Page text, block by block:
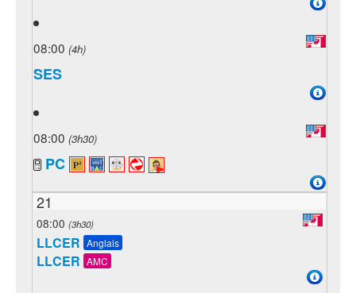
08:00 (4h)
SES
08:00 (3h30)
PC
21
08:00 (3h30)
LLCER Anglais
LLCER AMC